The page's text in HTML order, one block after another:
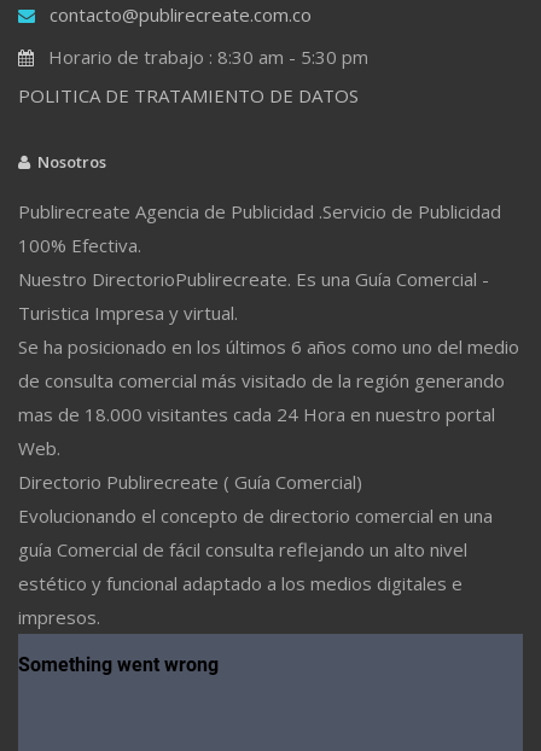
contacto@publirecreate.com.co
Horario de trabajo : 8:30 am - 5:30 pm
POLITICA DE TRATAMIENTO DE DATOS
Nosotros
Publirecreate Agencia de Publicidad .Servicio de Publicidad
100% Efectiva.
Nuestro DirectorioPublirecreate. Es una Guía Comercial -
Turistica Impresa y virtual.
Se ha posicionado en los últimos 6 años como uno del medio
de consulta comercial más visitado de la región generando
mas de 18.000 visitantes cada 24 Hora en nuestro portal
Web.
Directorio Publirecreate ( Guía Comercial)
Evolucionando el concepto de directorio comercial en una
guía Comercial de fácil consulta reflejando un alto nivel
estético y funcional adaptado a los medios digitales e
impresos.